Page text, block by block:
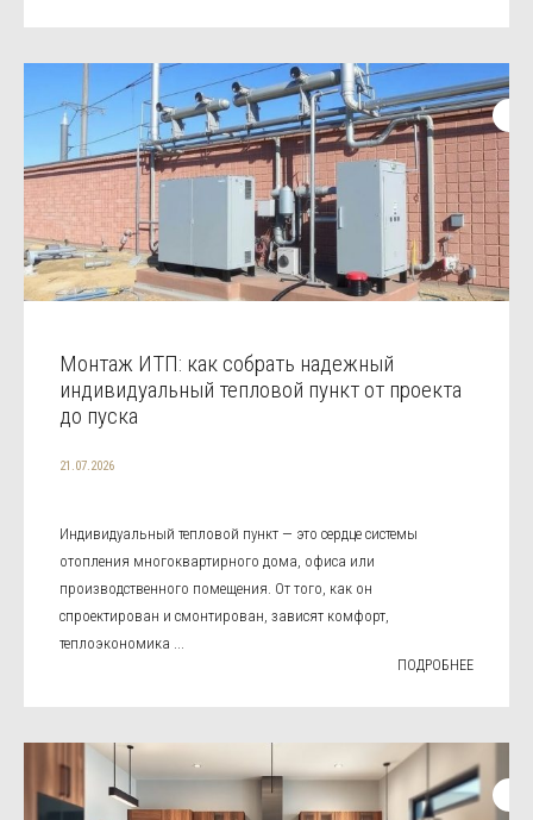
Монтаж ИТП: как собрать надежный
индивидуальный тепловой пункт от проекта
до пуска
21.07.2026
Индивидуальный тепловой пункт — это сердце системы
отопления многоквартирного дома, офиса или
производственного помещения. От того, как он
спроектирован и смонтирован, зависят комфорт,
теплоэкономика ...
ПОДРОБНЕЕ